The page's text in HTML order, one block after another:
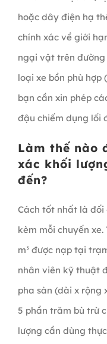
hoặc dây điện hạ
chính xác về giới
ngại vật trên
loại xe bồn phù hợp
bạn cần xin phép
đậu chiếm dụng lối
Làm thế nào
xác khối
đến?
Cách tốt nhất là đối
kèm mỗi chuyến
m³ được nạp tại
nhân viên kỹ thuật
pha sàn (dài x rộng
5 phần trăm bù trừ
lượng cần dùng